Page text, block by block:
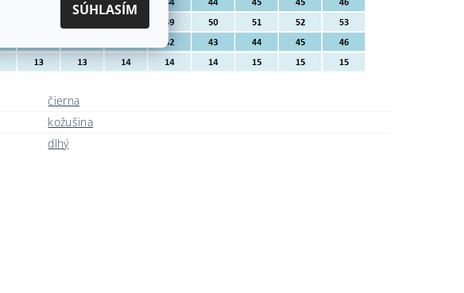
čierna
kožušina
dlhý
SÚHLASÍM